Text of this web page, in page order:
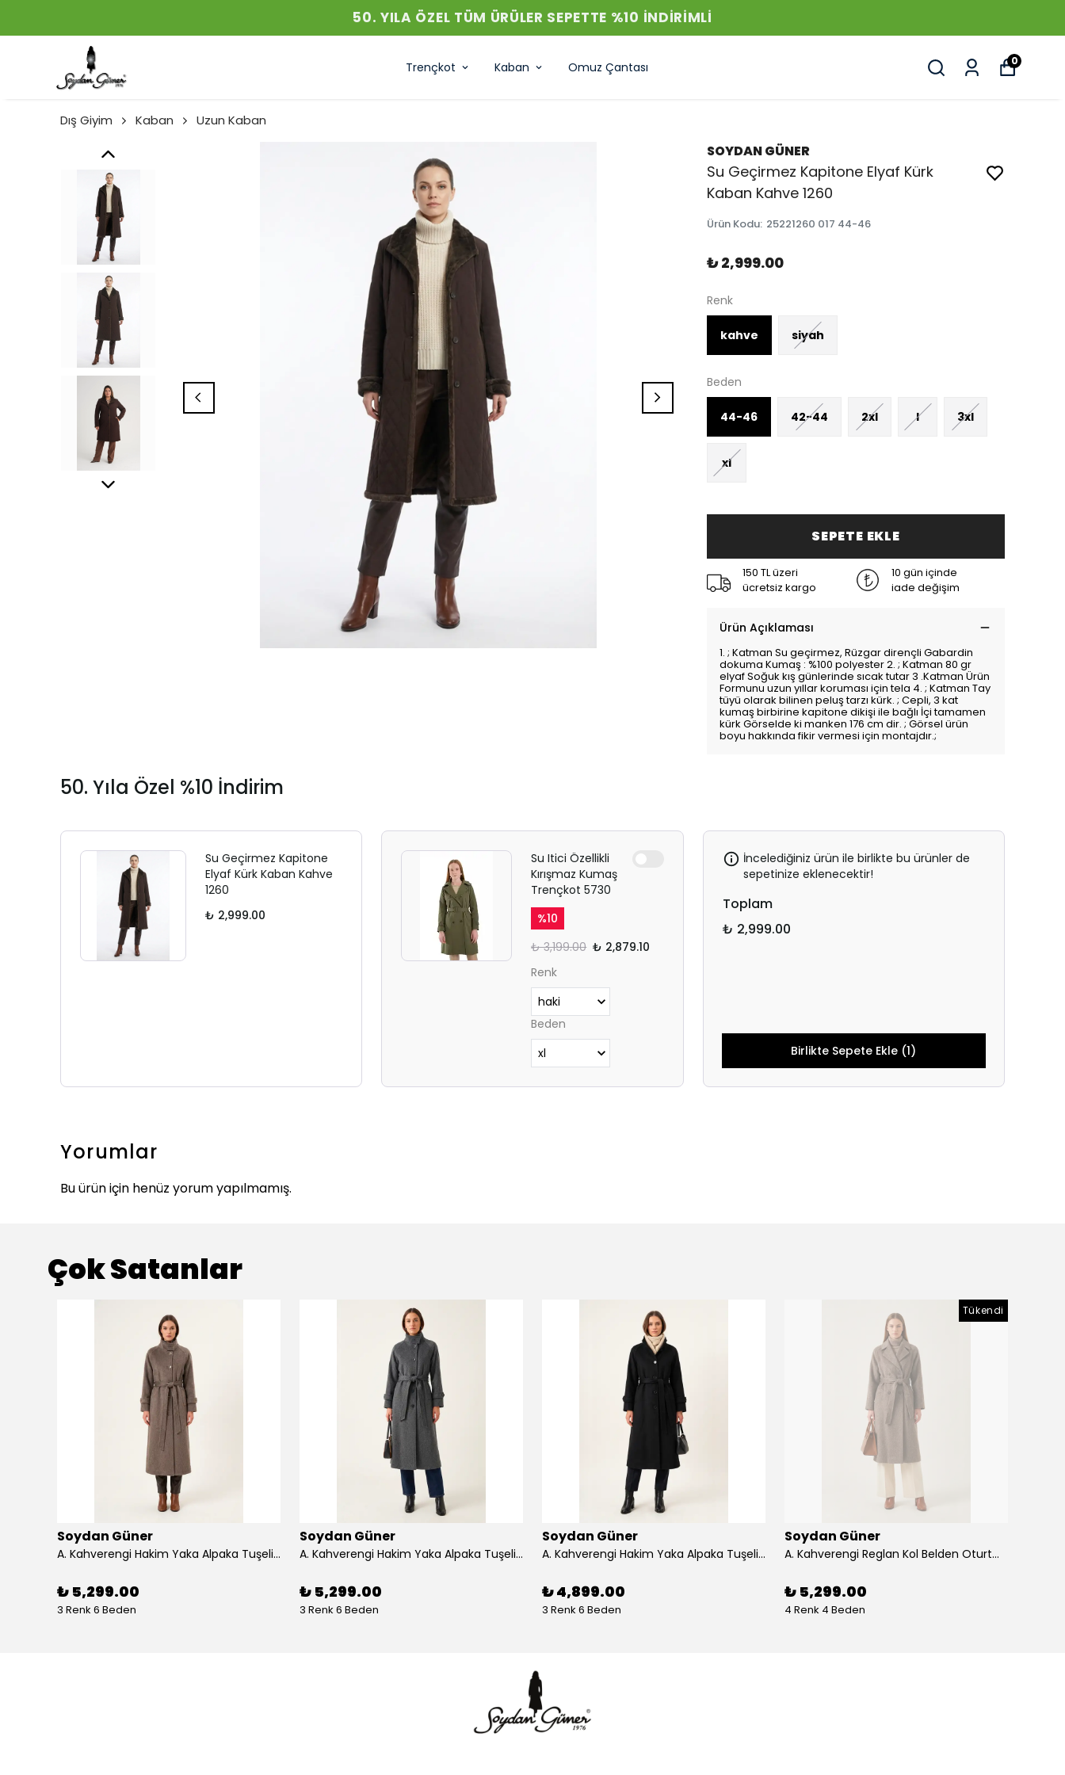
50. YILA ÖZEL TÜM ÜRÜLER SEPETTE %10 INDIRIMLI
Trençkot Kaban Omuz Çantası 0
Dış Giyim Kaban Uzun Kaban
SOYDAN GÜNER
Su Geçirmez Kapitone Elyaf Kürk
Kaban Kahve 1260
Ürün Kodu: 25221260 017 44-46
₺ 2,999.00
Renk
kahve siyah
Beden
44-46 42-44 2xl l 3xl
xl
SEPETE EKLE
150 TL üzeri
ücretsiz kargo
10 gün içinde
iade değişim
Ürün Açıklaması
1. ; Katman Su geçirmez, Rüzgar dirençli Gabardin
dokuma Kumaş : %100 polyester 2. ; Katman 80 gr
elyaf Soğuk kış günlerinde sıcak tutar 3 .Katman Ürün
Formunu uzun yıllar koruması için tela 4. ; Katman Tay
tüyü olarak bilinen peluş tarzı kürk. ; Cepli, 3 kat
kumaş birbirine kapitone dikişi ile bağlı İçi tamamen
kürk Görselde ki manken 176 cm dir. ; Görsel ürün
boyu hakkında fikir vermesi için montajdır.;
50. Yıla Özel %10 İndirim
Su Geçirmez Kapitone
Elyaf Kürk Kaban Kahve
1260
₺ 2,999.00
Su Itici Özellikli
Kırışmaz Kumaş
Trençkot 5730
%10
₺ 3,199.00 ₺ 2,879.10
Renk
Beden
İncelediğiniz ürün ile birlikte bu ürünler de
sepetinize eklenecektir!
Toplam
₺ 2,999.00
Birlikte Sepete Ekle (1)
Yorumlar
Bu ürün için henüz yorum yapılmamış.
Çok Satanlar
Soydan Güner
A. Kahverengi Hakim Yaka Alpaka Tuşeli Reglan Kol Kuşaklı 128 cm Uzun Kaban 2400 - a. kahverengi
₺ 5,299.00
3 Renk 6 Beden
Soydan Güner
A. Kahverengi Hakim Yaka Alpaka Tuşeli Reglan Kol Kuşaklı 128 cm Uzun Kaban 2400 - antrasit
₺ 5,299.00
3 Renk 6 Beden
Soydan Güner
A. Kahverengi Hakim Yaka Alpaka Tuşeli Reglan Kol Kuşaklı 128 cm Uzun Kaban 2400 - siyah
₺ 4,899.00
3 Renk 6 Beden
Tükendi
Soydan Güner
A. Kahverengi Reglan Kol Belden Oturtmalı Yırtmaçlı Alpaka Tuşeli Uzun Kaban 2690 - a. kahverengi
₺ 5,299.00
4 Renk 4 Beden